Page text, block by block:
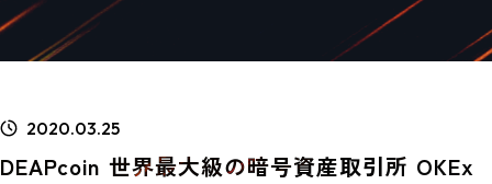
2020.03.25
DEAPcoin 世界最大級の暗号資産取引所 OKEx